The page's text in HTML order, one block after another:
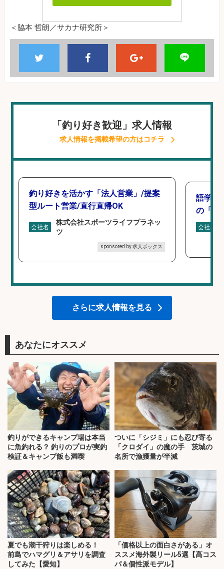
＜脇本 哲朗／サカナ研究所＞
「釣り好き歓迎」求人情報
求人情報を掲載希望の方はコチラ
釣り好きを活かす「法人営業」/提案
型ルート営業/直行直帰OK
会社名
株式会社スポーツライフプラネッ
ツ
sponsored by 求人ボックス
語学力
の「海
会社名
さらに求人情報を見る
あなたにオススメ
釣りができるキャンプ場は本当
に魚釣れる？ 釣りのプロが実釣
検証＆キャンプ飯も満喫
ついに「シジミ」にも忍び寄る
「クロダイ」の魔の手 茨城の
名所で漁獲量が半減
夏でも潮干狩りは楽しめる！
前島でハマグリ＆アサリを調査
してみた【愛知】
「価格以上の面白さがある」オ
ススメ海外製リール5選【高コス
パ＆個性派モデル】